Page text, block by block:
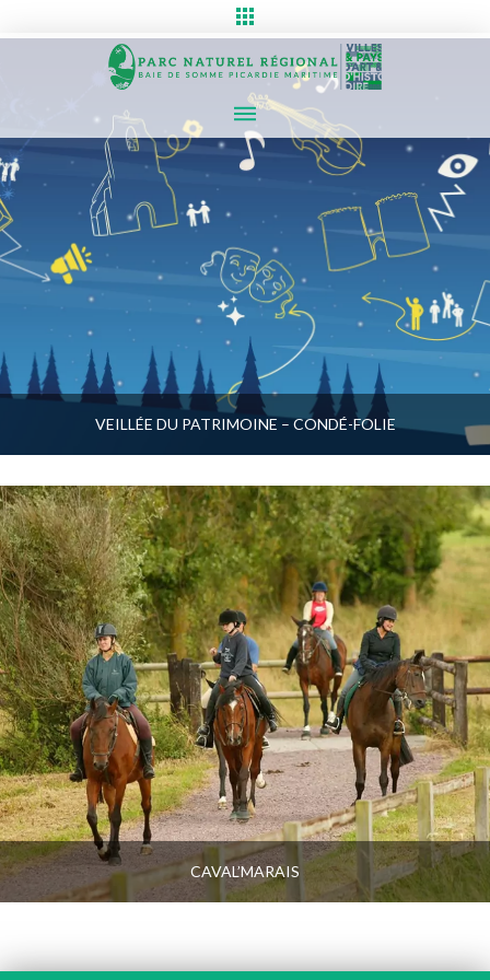
VEILLÉE DU PATRIMOINE – CONDÉ-FOLIE
CAVAL’MARAIS